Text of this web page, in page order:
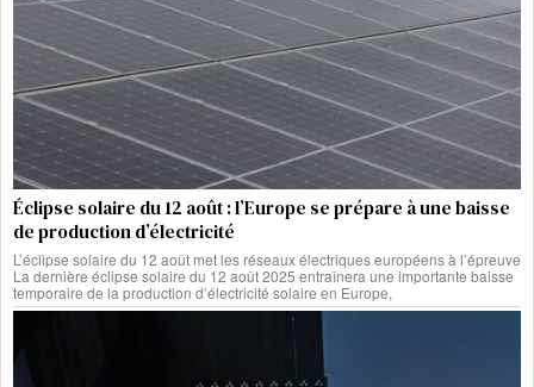
Éclipse solaire du 12 août : l’Europe se prépare à une baisse
de production d’électricité
L’éclipse solaire du 12 août met les réseaux électriques européens à l’épreuve
La dernière éclipse solaire du 12 août 2025 entraînera une importante baisse
temporaire de la production d’électricité solaire en Europe,